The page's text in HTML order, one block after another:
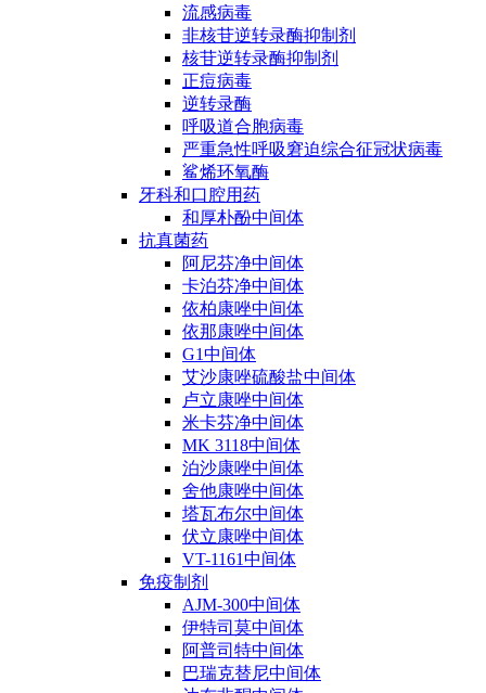
流感病毒
非核苷逆转录酶抑制剂
核苷逆转录酶抑制剂
正痘病毒
逆转录酶
呼吸道合胞病毒
严重急性呼吸窘迫综合征冠状病毒
鲨烯环氧酶
牙科和口腔用药
和厚朴酚中间体
抗真菌药
阿尼芬净中间体
卡泊芬净中间体
依柏康唑中间体
依那康唑中间体
G1中间体
艾沙康唑硫酸盐中间体
卢立康唑中间体
米卡芬净中间体
MK 3118中间体
泊沙康唑中间体
舍他康唑中间体
塔瓦布尔中间体
伏立康唑中间体
VT-1161中间体
免疫制剂
AJM-300中间体
伊特司莫中间体
阿普司特中间体
巴瑞克替尼中间体